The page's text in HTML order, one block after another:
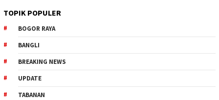
TOPIK POPULER
BOGOR RAYA
BANGLI
BREAKING NEWS
UPDATE
TABANAN